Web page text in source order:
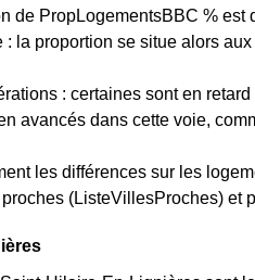
de PropLogementsBBC %
la proportion se situe alors
: certaines sont en
avancés dans cette voie,
les différences sur les
(ListeVillesProches) et